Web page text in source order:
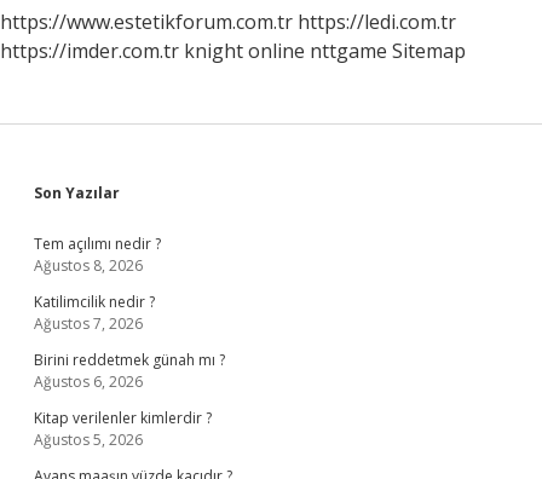
https://www.estetikforum.com.tr https://ledi.com.tr
https://imder.com.tr knight online nttgame Sitemap
Sidebar
Son Yazılar
Tem açılımı nedir ?
Ağustos 8, 2026
Katilimcilik nedir ?
Ağustos 7, 2026
Birini reddetmek günah mı ?
Ağustos 6, 2026
Kitap verilenler kimlerdir ?
Ağustos 5, 2026